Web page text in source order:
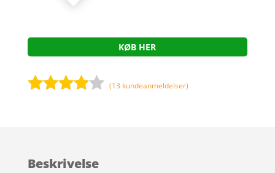
KØB HER
på
(13 kundeanmeldelser)
Beskrivelse